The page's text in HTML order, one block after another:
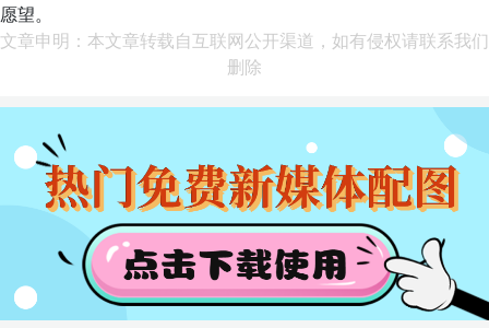
愿望。
文章申明：本文章转载自互联网公开渠道，如有侵权请联系我们
删除